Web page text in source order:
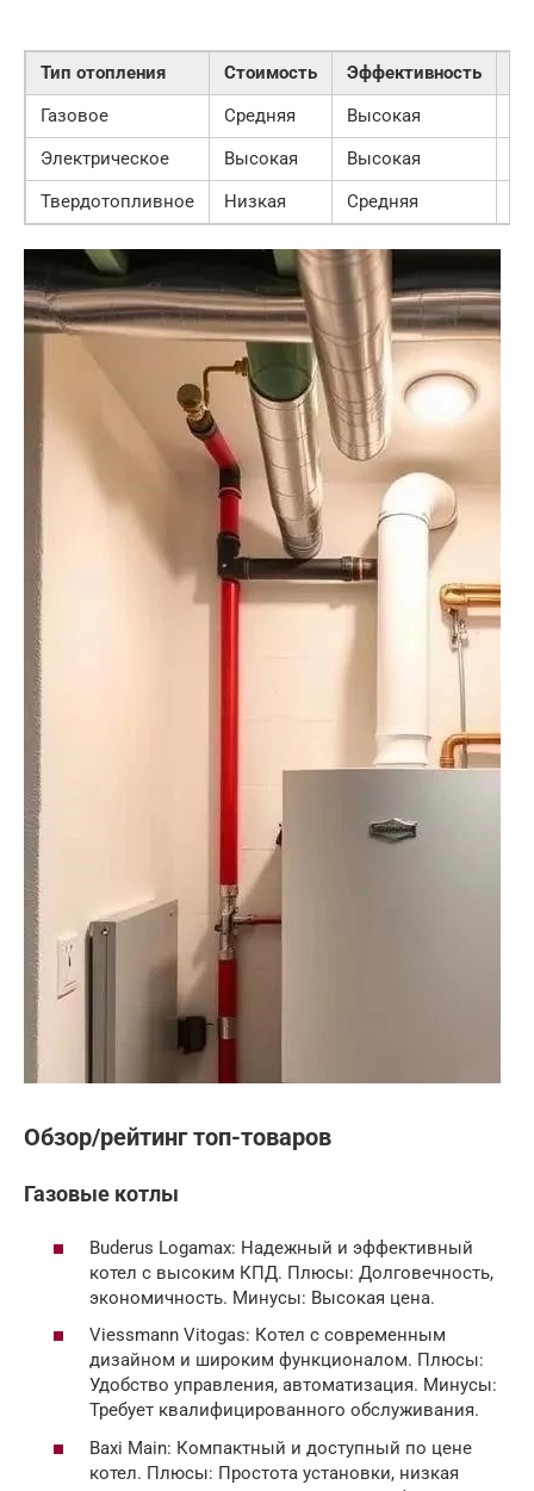
Тип отопления Стоимость Эффективность
Газовое
Средняя Высокая
Электрическое
Высокая Высокая
Твердотопливное
Низкая Средняя
Обзор/рейтинг топ-товаров
Газовые котлы
Buderus Logamax: Надежный и эффективный
котел с высоким КПД. Плюсы: Долговечность,
экономичность. Минусы: Высокая цена.
Viessmann Vitogas: Котел с современным
дизайном и широким функционалом. Плюсы:
Удобство управления, автоматизация. Минусы:
Требует квалифицированного обслуживания.
Baxi Main: Компактный и доступный по цене
котел. Плюсы: Простота установки, низкая